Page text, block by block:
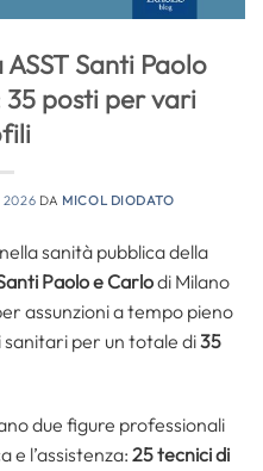
Santi Paolo
posti per vari
2026 DA MICOL DIODATO
sanità pubblica della
Paolo e Carlodi Milano
assunzioni a tempo pieno
per un totale di35
due figure professionali
l’assistenza: 25tecnici di